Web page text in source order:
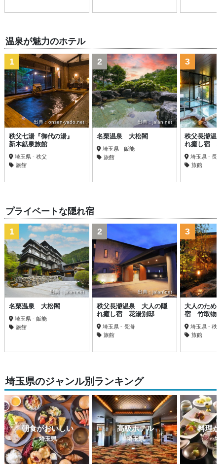
温泉が魅力のホテル
出典：onsen-yado.net
1
秩父七湯『御代の湯』
新木鉱泉旅館
埼玉県 - 秩父
旅館
出典：jalan.net
2
名栗温泉 大松閣
埼玉県 - 飯能
旅館
3
秩父長瀞温
れ癒し宿
埼玉県 - 長
旅館
プライベートな隠れ宿
出典：jalan.net
1
名栗温泉 大松閣
埼玉県 - 飯能
旅館
出典：jalan.net
2
秩父長瀞温泉 大人の隠
れ癒し宿 花湯別邸
埼玉県 - 長瀞
旅館
3
大人のため
宿 竹取物
埼玉県 - 秩
旅館
埼玉県のジャンル別ランキング
朝食がおいしい
埼玉県
高級ホテル
埼玉県
料理